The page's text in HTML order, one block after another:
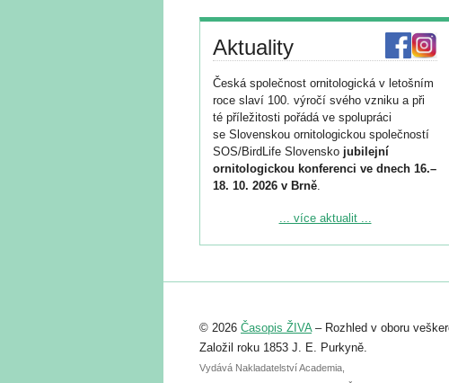
Aktuality
Česká společnost ornitologická v letošním
roce slaví 100. výročí svého vzniku a při
té příležitosti pořádá ve spolupráci
se Slovenskou ornitologickou společností
SOS/BirdLife Slovensko jubilejní
ornitologickou konferenci ve dnech 16.–
18. 10. 2026 v Brně.
Podrobnější informace ke konferenci
Registrovat se můžete do 6. září.
abstraktu přihlášené přednášky nebo
posteru je už 30. června.
... více aktualit ...
© 2026 Časopis ŽIVA– Rozhled v oboru
Založil roku 1853 J. E. Purkyně.
Vydává Nakladatelství Academia,